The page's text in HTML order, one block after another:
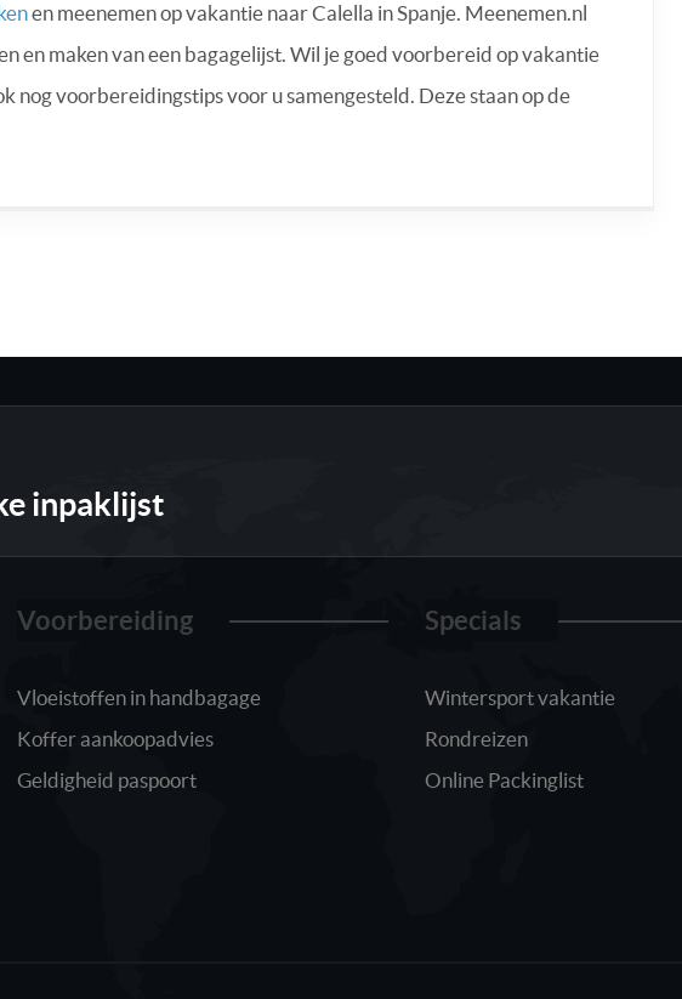
en meenemen op vakantie naar Calella in Spanje. Meenemen.nl
en maken van een bagagelijst. Wil je goed voorbereid op vakantie
nog voorbereidingstips voor u samengesteld. Deze staan op de
inpaklijst
Voorbereiding
Vloeistoffen in handbagage
Koffer aankoopadvies
Geldigheid paspoort
Specials
Wintersport vakantie
Rondreizen
Online Packinglist